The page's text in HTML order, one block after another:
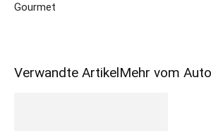
Gourmet
Verwandte ArtikelMehr vom